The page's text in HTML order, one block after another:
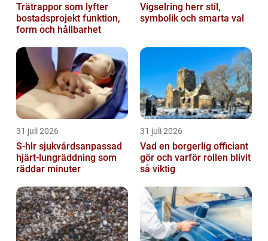
Trätrappor som lyfter
bostadsprojekt funktion,
form och hållbarhet
Vigselring herr stil,
symbolik och smarta val
31 juli 2026
S-hlr sjukvårdsanpassad
hjärt-lungräddning som
räddar minuter
31 juli 2026
Vad en borgerlig officiant
gör och varför rollen blivit
så viktig